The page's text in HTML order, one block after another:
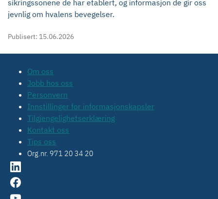
sikringssonene de har etablert, og informasjon de gir oss
jevnlig om hvalens bevegelser.
Publisert: 15.06.2026
Om oss
Jobb hos oss
Personvern
Innstillinger for informasjonskapsler
Tilgjengelighetserklæring
Kontakt oss
Tips oss
Org.nr. 971 20 34 20